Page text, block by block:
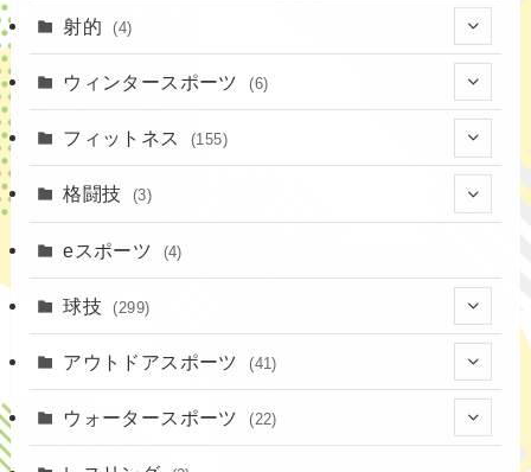
(2)
射的 (4)
(4)
ウィンタースポーツ (6)
(6)
フィットネス (155)
(16)
(37)
(18)
格闘技 (3)
(3)
eスポーツ (4)
球技 (299)
(20)
(14)
(10)
アウトドアスポーツ (41)
(4)
(8)
ウォータースポーツ (22)